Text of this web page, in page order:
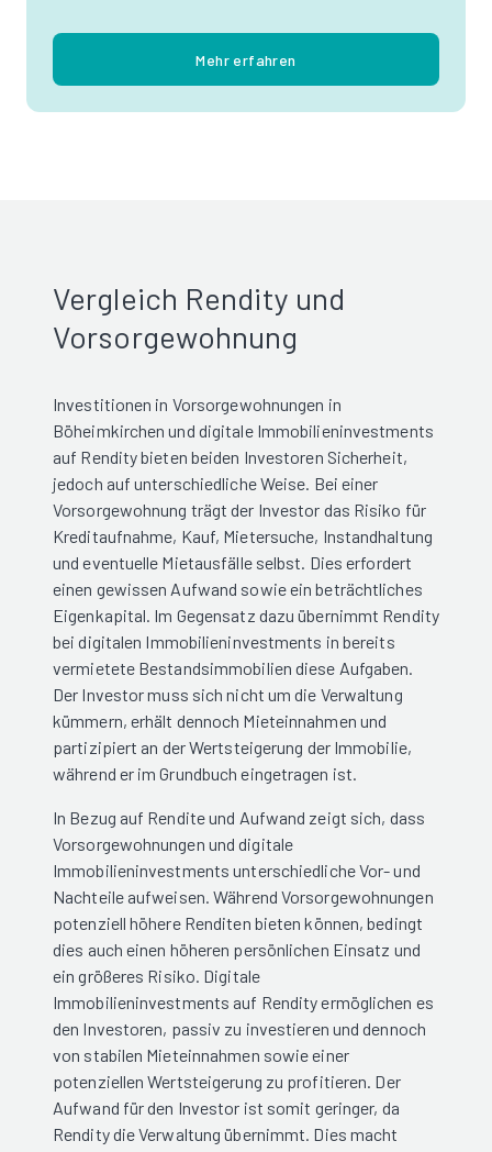
Mehr erfahren
Vergleich Rendity und
Vorsorgewohnung
Investitionen in Vorsorgewohnungen in
Böheimkirchen und digitale Immobilieninvestments
auf Rendity bieten beiden Investoren Sicherheit,
jedoch auf unterschiedliche Weise. Bei einer
Vorsorgewohnung trägt der Investor das Risiko für
Kreditaufnahme, Kauf, Mietersuche, Instandhaltung
und eventuelle Mietausfälle selbst. Dies erfordert
einen gewissen Aufwand sowie ein beträchtliches
Eigenkapital. Im Gegensatz dazu übernimmt Rendity
bei digitalen Immobilieninvestments in bereits
vermietete Bestandsimmobilien diese Aufgaben.
Der Investor muss sich nicht um die Verwaltung
kümmern, erhält dennoch Mieteinnahmen und
partizipiert an der Wertsteigerung der Immobilie,
während er im Grundbuch eingetragen ist.
In Bezug auf Rendite und Aufwand zeigt sich, dass
Vorsorgewohnungen und digitale
Immobilieninvestments unterschiedliche Vor- und
Nachteile aufweisen. Während Vorsorgewohnungen
potenziell höhere Renditen bieten können, bedingt
dies auch einen höheren persönlichen Einsatz und
ein größeres Risiko. Digitale
Immobilieninvestments auf Rendity ermöglichen es
den Investoren, passiv zu investieren und dennoch
von stabilen Mieteinnahmen sowie einer
potenziellen Wertsteigerung zu profitieren. Der
Aufwand für den Investor ist somit geringer, da
Rendity die Verwaltung übernimmt. Dies macht